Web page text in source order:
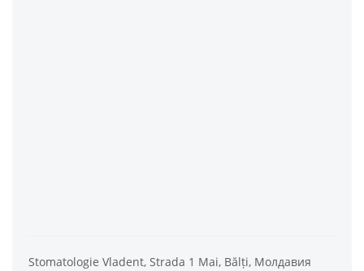
Stomatologie Vladent, Strada 1 Mai, Bălți, Молдавия